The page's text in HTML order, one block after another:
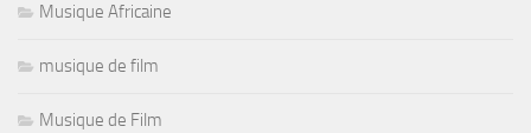
Musique Africaine
musique de film
Musique de Film